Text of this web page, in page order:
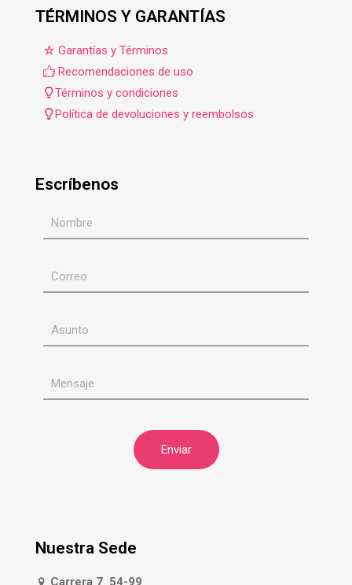
TÉRMINOS Y GARANTÍAS
Garantías y Términos
Recomendaciones de uso
Términos y condiciones
Política de devoluciones y reembolsos
Escríbenos
Nuestra Sede
Carrera 7 54-99